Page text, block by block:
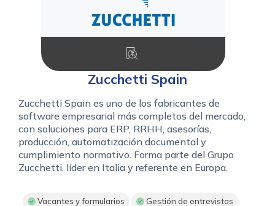
Zucchetti Spain
Zucchetti Spain es uno de los fabricantes de
software empresarial más completos del mercado,
con soluciones para ERP, RRHH, asesorías,
producción, automatización documental y
cumplimiento normativo. Forma parte del Grupo
Zucchetti, líder en Italia y referente en Europa.
Vacantes y formularios Gestión de entrevistas